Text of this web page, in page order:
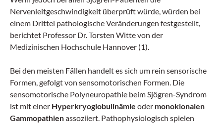
Nervenleitgeschwindigkeit überprüft würde, würden bei
einem Drittel pathologische Veränderungen festgestellt,
berichtet Professor Dr. Torsten Witte von der
Medizinischen Hochschule Hannover (1).
Bei den meisten Fällen handelt es sich um rein sensorische
Formen, gefolgt von sensomotorischen Formen. Die
sensomotorische Polyneuropathie beim Sjögren-Syndrom
ist mit einer Hyperkryoglobulinämie oder monoklonalen
Gammopathienassoziiert. Pathophysiologisch spielen